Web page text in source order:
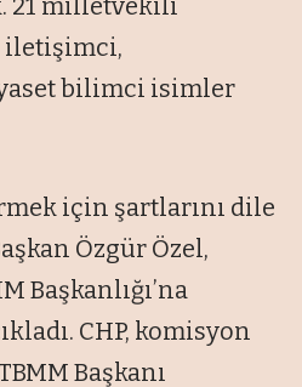
iletişimci,
bilimci isimler
için şartlarını dile
Özgür Özel,
Başkanlığı’na
CHP, komisyon
Başkanı